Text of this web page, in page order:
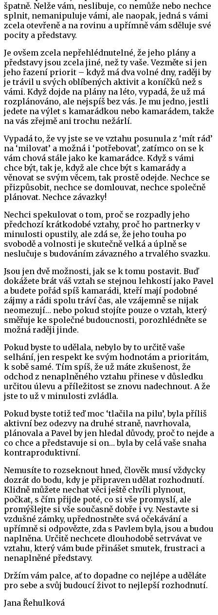
špatně. Nelže vám, neslibuje, co nemůže nebo nechce
splnit, nemanipuluje vámi, ale naopak, jedná s vámi
zcela otevřeně a na rovinu a upřímně vám sděluje své
pocity a představy.
Je ovšem zcela nepřehlédnutelné, že jeho plány a
představy jsou zcela jiné, než ty vaše. Vezměte si jen
jeho řazení priorit – když má dva volné dny, raději by
je trávil u svých oblíbených aktivit a koníčků než s
vámi. Když dojde na plány na léto, vypadá, že už má
rozplánováno, ale nejspíš bez vás. Je mu jedno, jestli
jedete na výlet s kamarádkou nebo kamarádem, takže
na vás zřejmě ani trochu nežárlí.
Vypadá to, že vy jste se ve vztahu posunula z ‘mít rád’
na ‘milovat’ a možná i ‘potřebovat’, zatímco on se k
vám chová stále jako ke kamarádce. Když s vámi
chce být, tak je, když ale chce být s kamarády a
věnovat se svým věcem, tak prostě odejde. Nechce se
přizpůsobit, nechce se domlouvat, nechce společně
plánovat. Nechce závazky!
Nechci spekulovat o tom, proč se rozpadly jeho
předchozí krátkodobé vztahy, proč ho partnerky v
minulosti opustily, ale zdá se, že jeho touha po
svobodě a volnosti je skutečně velká a úplně se
neslučuje s budováním závazného a trvalého svazku.
Jsou jen dvě možnosti, jak se k tomu postavit. Buď
dokážete brát váš vztah se stejnou lehkostí jako Pavel
a budete pořád spíš kamarádi, kteří mají podobné
zájmy a rádi spolu tráví čas, ale vzájemně se nijak
neomezují… nebo pokud stojíte pouze o vztah, který
směřuje ke společné budoucnosti, porozhlédněte se
možná raději jinde.
Pokud byste to udělala, nebylo by to určitě vaše
selhání, jen respekt ke svým hodnotám a prioritám,
k sobě samé. Tím spíš, že už máte zkušenost, že
odchod z nenaplněného vztahu přinese v důsledku
určitou úlevu a příležitost se znovu nadechnout. A že
jste to už v minulosti zvládla.
Pokud byste totiž teď moc ‘tlačila na pilu’, byla příliš
aktivní bez odezvy na druhé straně, navrhovala,
plánovala a Pavel by jen hledal důvody, proč to nejde a
co chce a představuje si on… byla by celá vaše snaha
kontraproduktivní.
Nemusíte to rozseknout hned, člověk musí vždycky
dozrát do bodu, kdy je připraven udělat rozhodnutí.
Klidně můžete nechat věci ještě chvíli plynout,
počkat, s čím přijde poté, co si vše promyslí, ale
promýšlejte si vše současně dobře i vy. Nestavte si
vzdušné zámky, upřednostněte svá očekávání a
upřímně si odpovězte, zda s Pavlem byla, jsou a budou
naplněna. Určitě nechcete dlouhodobě setrvávat ve
vztahu, který vám bude přinášet smutek, frustraci a
nenaplněné představy.
Držím vám palce, ať to dopadne co nejlépe a uděláte
pro sebe a svůj budoucí život to nejlepší rozhodnutí.
Jana Řehulková